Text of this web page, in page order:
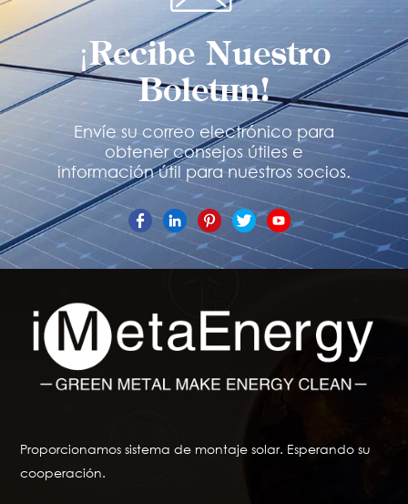
¡Recibe Nuestro
Boletín!
Envíe su correo electrónico para
obtener consejos útiles e
información útil para nuestros socios.
Proporcionamos sistema de montaje solar. Esperando su
cooperación.